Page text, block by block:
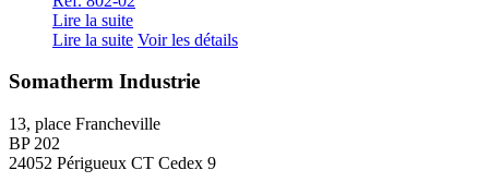
Lire la suite
Lire la suite Voir les détails
Somatherm Industrie
13, place Francheville
BP 202
24052 Périgueux CT Cedex 9